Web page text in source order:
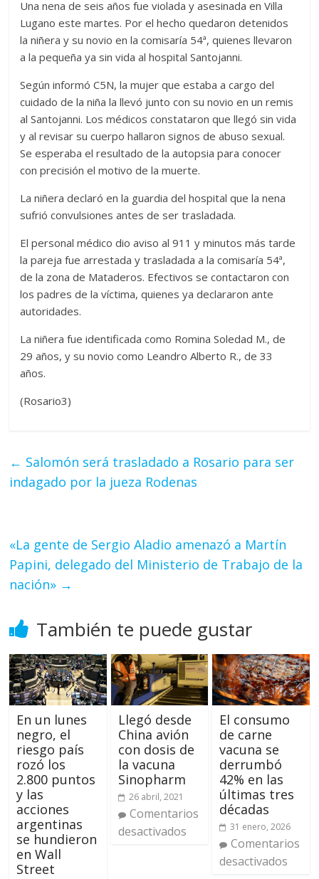
Una nena de seis años fue violada y asesinada en Villa
Lugano este martes. Por el hecho quedaron detenidos
la niñera y su novio en la comisaría 54ª, quienes llevaron
a la pequeña ya sin vida al hospital Santojanni.
Según informó C5N, la mujer que estaba a cargo del
cuidado de la niña la llevó junto con su novio en un remis
al Santojanni. Los médicos constataron que llegó sin vida
y al revisar su cuerpo hallaron signos de abuso sexual.
Se esperaba el resultado de la autopsia para conocer
con precisión el motivo de la muerte.
La niñera declaró en la guardia del hospital que la nena
sufrió convulsiones antes de ser trasladada.
El personal médico dio aviso al 911 y minutos más tarde
la pareja fue arrestada y trasladada a la comisaría 54ª,
de la zona de Mataderos. Efectivos se contactaron con
los padres de la víctima, quienes ya declararon ante
autoridades.
La niñera fue identificada como Romina Soledad M., de
29 años, y su novio como Leandro Alberto R., de 33
años.
(Rosario3)
← Salomón será trasladado a Rosario para ser
indagado por la jueza Rodenas
«La gente de Sergio Aladio amenazó a Martín
Papini, delegado del Ministerio de Trabajo de la
nación» →
También te puede gustar
En un lunes
negro, el
riesgo país
rozó los
2.800 puntos
y las
acciones
argentinas
se hundieron
en Wall
Street
Llegó desde
China avión
con dosis de
la vacuna
Sinopharm
26 abril, 2021
Comentarios
desactivados
El consumo
de carne
vacuna se
derrumbó
42% en las
últimas tres
décadas
31 enero, 2026
Comentarios
desactivados